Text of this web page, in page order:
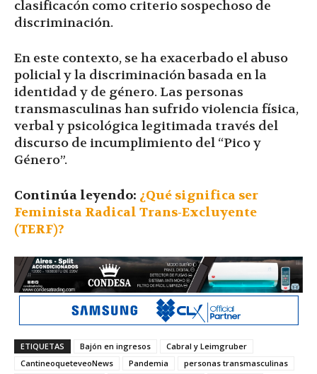
clasificacón como criterio sospechoso de
discriminación.
En este contexto, se ha exacerbado el abuso
policial y la discriminación basada en la
identidad y de género. Las personas
transmasculinas han sufrido violencia física,
verbal y psicológica legitimada través del
discurso de incumplimiento del “Pico y
Género”.
Continúa leyendo: ¿Qué significa ser
Feminista Radical Trans-Excluyente
(TERF)?
ETIQUETAS Bajón en ingresos
Cabral y Leimgruber
CantineoqueteveoNews
Pandemia
personas transmasculinas